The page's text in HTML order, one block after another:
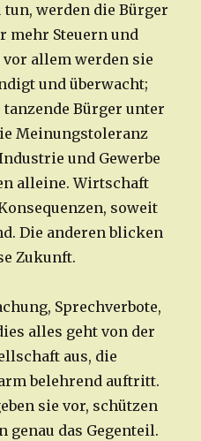
werden die Bürger
mehr Steuern und
vor allem werden sie
und überwacht;
Bürger unter
Meinungstoleranz
und Gewerbe
alleine. Wirtschaft
soweit
Die anderen blicken
Zukunft.
Sprechverbote,
alles geht von der
aus, die
belehrend auftritt.
sie vor, schützen
genau das Gegenteil.